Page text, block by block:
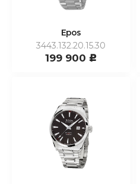
Epos
3443.132.20.15.30
199 900 c